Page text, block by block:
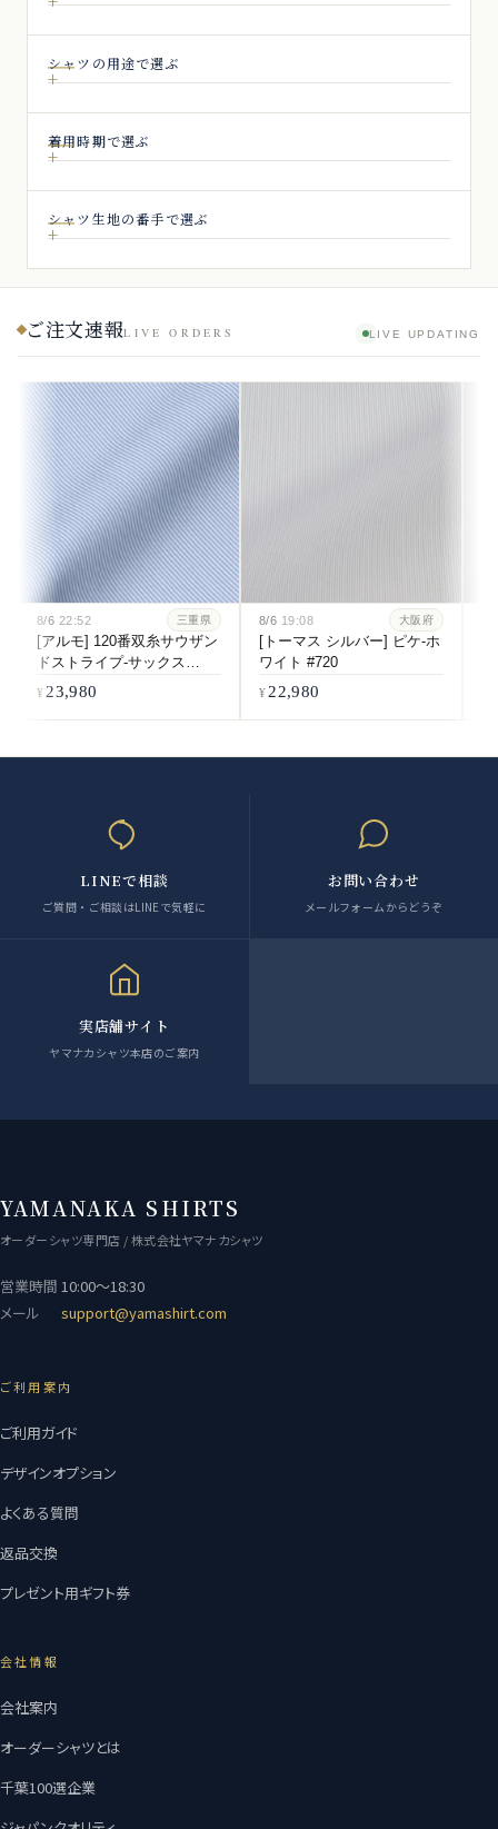
シャツの用途で選ぶ
着用時期で選ぶ
シャツ生地の番手で選ぶ
ご注文速報LIVE ORDERS LIVE UPDATING
8/6 22:52 三重県
[アルモ] 120番双糸サウザン
ドストライプ-サックス
#6084
23,980
8/6 19:08 大阪府
[トーマス シルバー] ピケ-ホ
ワイト #720
22,980
LINEで相談
ご質問・ご相談はLINEで気軽に
お問い合わせ
メールフォームからどうぞ
実店舗サイト
ヤマナカシャツ本店のご案内
YAMANAKA SHIRTS
オーダーシャツ専門店 / 株式会社ヤマナカシャツ
営業時間 10:00〜18:30
メール
support@yamashirt.com
ご利用案内
ご利用ガイド
デザインオプション
よくある質問
返品交換
プレゼント用ギフト券
会社情報
会社案内
オーダーシャツとは
千葉100選企業